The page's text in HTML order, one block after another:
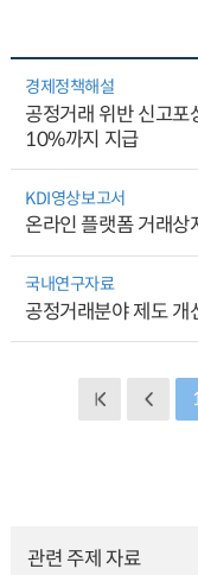
경제정책해설
공정거래 위반 신고포
10%까지 지급
KDI영상보고서
온라인 플랫폼 거래
국내연구자료
공정거래분야 제도 개
관련 주제 자료